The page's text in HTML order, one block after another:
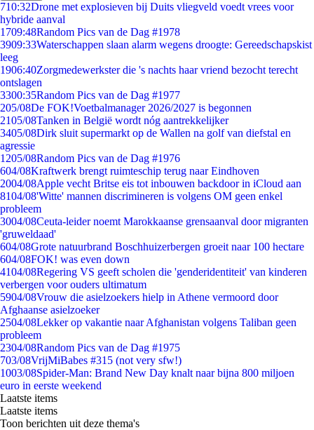
710:32Drone met explosieven bij Duits vliegveld voedt vrees voor
hybride aanval
1709:48Random Pics van de Dag #1978
3909:33Waterschappen slaan alarm wegens droogte: Gereedschapskist
leeg
1906:40Zorgmedewerkster die 's nachts haar vriend bezocht terecht
ontslagen
3300:35Random Pics van de Dag #1977
205/08De FOK!Voetbalmanager 2026/2027 is begonnen
2105/08Tanken in België wordt nóg aantrekkelijker
3405/08Dirk sluit supermarkt op de Wallen na golf van diefstal en
agressie
1205/08Random Pics van de Dag #1976
604/08Kraftwerk brengt ruimteschip terug naar Eindhoven
2004/08Apple vecht Britse eis tot inbouwen backdoor in iCloud aan
8104/08'Witte' mannen discrimineren is volgens OM geen enkel
probleem
3004/08Ceuta-leider noemt Marokkaanse grensaanval door migranten
'gruweldaad'
604/08Grote natuurbrand Boschhuizerbergen groeit naar 100 hectare
604/08FOK! was even down
4104/08Regering VS geeft scholen die 'genderidentiteit' van kinderen
verbergen voor ouders ultimatum
5904/08Vrouw die asielzoekers hielp in Athene vermoord door
Afghaanse asielzoeker
2504/08Lekker op vakantie naar Afghanistan volgens Taliban geen
probleem
2304/08Random Pics van de Dag #1975
703/08VrijMiBabes #315 (not very sfw!)
1003/08Spider-Man: Brand New Day knalt naar bijna 800 miljoen
euro in eerste weekend
Laatste items
Laatste items
Toon berichten uit deze thema's